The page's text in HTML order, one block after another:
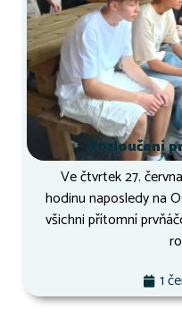
Rozloučení
Ve čtvrtek 27.
hodinu naposledy na
všichni přítomní
1